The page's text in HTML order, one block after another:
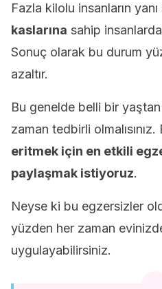
Fazla kilolu insanların yanı
kaslarına sahip
Sonuç olarak bu durum
azaltır.
Bu genelde belli bir
zaman tedbirli
eritmek için en etkili
paylaşmak istiyoruz.
Neyse ki bu egzersizler
yüzden her zaman
uygulayabilirsiniz.